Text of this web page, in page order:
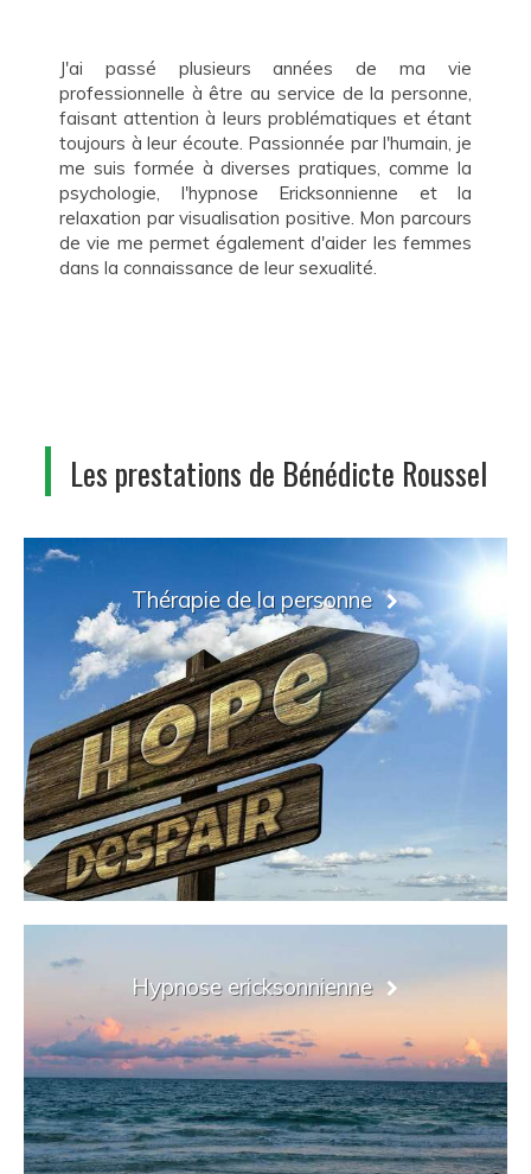
J'ai passé plusieurs années de ma vie
professionnelle à être au service de la personne,
faisant attention à leurs problématiques et étant
toujours à leur écoute. Passionnée par l'humain, je
me suis formée à diverses pratiques, comme la
psychologie, l'hypnose Ericksonnienne et la
relaxation par visualisation positive. Mon parcours
de vie me permet également d'aider les femmes
dans la connaissance de leur sexualité.
Les prestations de Bénédicte Roussel
Thérapie de la personne
Hypnose ericksonnienne